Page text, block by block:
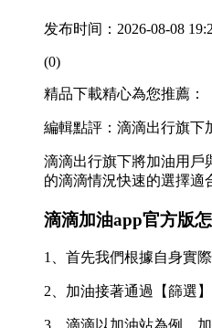
发布时间：2026-08-08
(0)
精品下載精心為您推薦：
編輯點評：滴滴出行旗下
滴滴出行旗下將加油用戶
的滴滴情況快速的選擇適
滴滴加油app官方版
1、首先我們根據自身實
2、加油接著通過【篩選